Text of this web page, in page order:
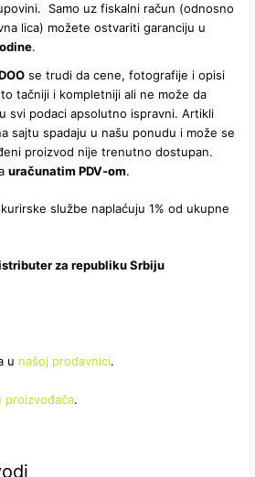
Samo uz fiskalni račun (odnosno
lica) možete ostvariti garanciju u
.
se trudi da cene, fotografije i opisi
tačniji i kompletniji ali ne može da
svi podaci apsolutno ispravni. Artikli
sajtu spadaju u našu ponudu i može se
proizvod nije trenutno dostupan.
uračunatim PDV-om.
službe naplaćuju 1% od ukupne
za republiku Srbiju
u našoj prodavnici.
proizvođača.